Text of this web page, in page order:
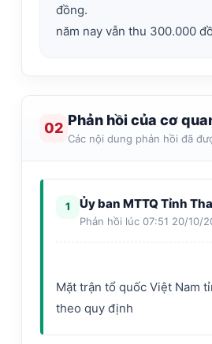
đồng.
02 Phản hồi của cơ
Các nội dung phản hồi đã
1 Ủy ban MTTQ Tỉnh
Phản hồi lúc 07:51 20/10/
Mặt trận tổ quốc Việt Nam